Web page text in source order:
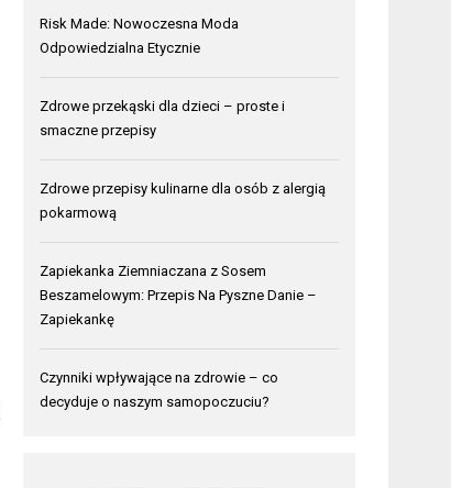
Risk Made: Nowoczesna Moda
Odpowiedzialna Etycznie
Zdrowe przekąski dla dzieci – proste i
smaczne przepisy
Zdrowe przepisy kulinarne dla osób z alergią
pokarmową
Zapiekanka Ziemniaczana z Sosem
Beszamelowym: Przepis Na Pyszne Danie –
Zapiekankę
Czynniki wpływające na zdrowie – co
decyduje o naszym samopoczuciu?